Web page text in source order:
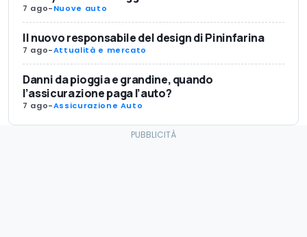
7 ago-Nuove auto
Il nuovo responsabile del design di Pininfarina
7 ago-Attualità e mercato
Danni da pioggia e grandine, quando
l’assicurazione paga l’auto?
7 ago-Assicurazione Auto